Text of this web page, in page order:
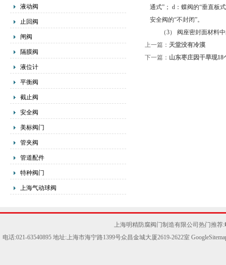
液动阀
止回阀
闸阀
隔膜阀
液位计
平衡阀
截止阀
安全阀
美标阀门
管夹阀
管道配件
特种阀门
上海气动球阀
通式”； d：蝶阀的“垂直板
安全阀的“不封闭”。
（3） 阀座密封面材料
上一篇： 天堂没有冷漠
下一篇： 山东枣庄因干旱现18
上海明精防腐阀门制造有限公司热门推荐:
电话:021-63540895 地址:上海市海宁路1399号众昌金城大厦2619-2622室